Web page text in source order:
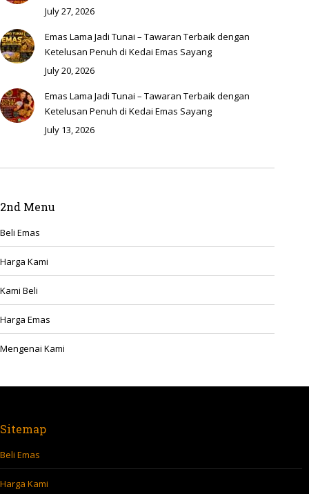
July 27, 2026
Emas Lama Jadi Tunai – Tawaran Terbaik dengan
Ketelusan Penuh di Kedai Emas Sayang
July 20, 2026
Emas Lama Jadi Tunai – Tawaran Terbaik dengan
Ketelusan Penuh di Kedai Emas Sayang
July 13, 2026
2nd Menu
Beli Emas
Harga Kami
Kami Beli
Harga Emas
Mengenai Kami
Sitemap
Beli Emas
Harga Kami